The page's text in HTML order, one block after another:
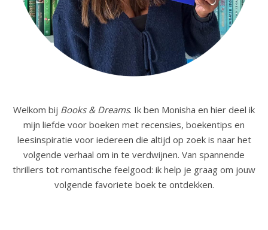
Welkom bij Books & Dreams. Ik ben Monisha en hier deel ik
mijn liefde voor boeken met recensies, boekentips en
leesinspiratie voor iedereen die altijd op zoek is naar het
volgende verhaal om in te verdwijnen. Van spannende
thrillers tot romantische feelgood: ik help je graag om jouw
volgende favoriete boek te ontdekken.